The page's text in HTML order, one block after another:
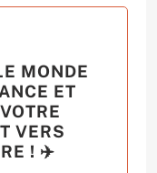
MONDE
ET
VERS
! ✈️